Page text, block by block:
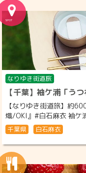
なりゆき街道旅
【千葉】袖ケ浦「う
【なりゆき街道旅】約
熾/OKI』#白石麻衣 袖
千葉県 白石麻衣